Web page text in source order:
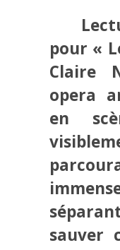
pour «
Claire
opera
en
sauver